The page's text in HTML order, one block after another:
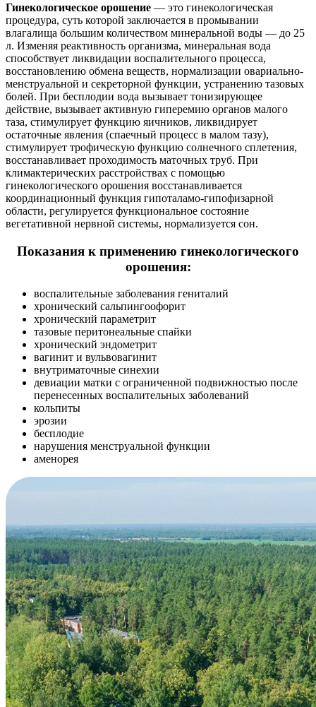
Гинекологическое орошение — это гинекологическая
процедура, суть которой заключается в промывании
влагалища большим количеством минеральной воды — до 25
л. Изменяя реактивность организма, минеральная вода
способствует ликвидации воспалительного процесса,
восстановлению обмена веществ, нормализации овариально-
менструальной и секреторной функции, устранению тазовых
болей. При бесплодии вода вызывает тонизирующее
действие, вызывает активную гиперемию органов малого
таза, стимулирует функцию яичников, ликвидирует
остаточные явления (спаечный процесс в малом тазу),
стимулирует трофическую функцию солнечного сплетения,
восстанавливает проходимость маточных труб. При
климактерических расстройствах с помощью
гинекологического орошения восстанавливается
координационный функция гипоталамо-гипофизарной
области, регулируется функциональное состояние
вегетативной нервной системы, нормализуется сон.
Показания к применению гинекологического
орошения:
воспалительные заболевания гениталий
хронический сальпингоофорит
хронический параметрит
тазовые перитонеальные спайки
хронический эндометрит
вагинит и вульвовагинит
внутриматочные синехии
девиации матки с ограниченной подвижностью после
перенесенных воспалительных заболеваний
кольпиты
эрозии
бесплодие
нарушения менструальной функции
аменорея